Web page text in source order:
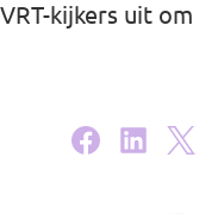
kijkers uit om